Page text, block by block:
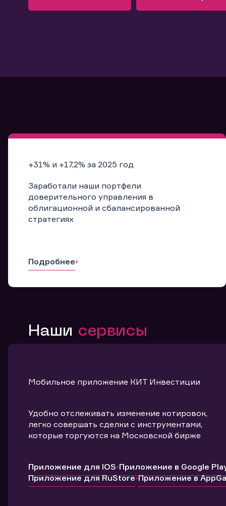
+31% и +17,2% за 2025 год
Заработали наши портфели
доверительного управления в
облигационной и сбалансированной
стратегиях
Подробнее
Наши сервисы
Мобильное приложение КИТ Инвестиции
Удобно отслеживать изменение котировок,
легко совершать сделки с инструментами,
которые торгуются на Московской бирже
Приложение для IOS Приложение в Google
Приложение для RuStore Приложение в